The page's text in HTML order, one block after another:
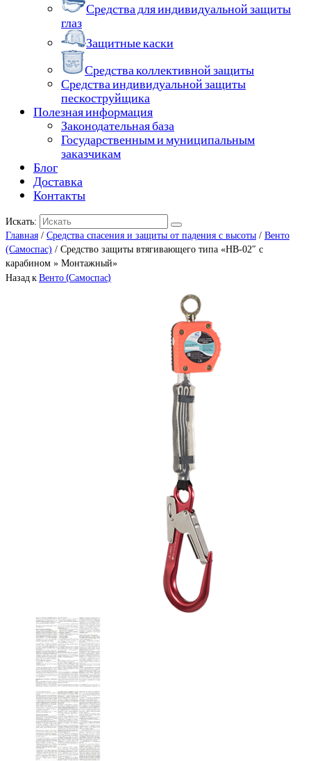
Средства для индивидуальной защиты
глаз
Защитные каски
Средства коллективной защиты
Средства индивидуальной защиты
пескоструйщика
Полезная информация
Законодательная база
Государственным и муниципальным
заказчикам
Блог
Доставка
Контакты
Искать:
Главная / Средства спасения и защиты от падения с высоты / Венто
(Самоспас) / Средство защиты втягивающего типа «НВ-02″ с
карабином » Монтажный»
Назад кВенто (Самоспас)